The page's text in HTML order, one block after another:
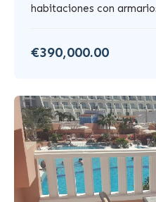
habitaciones con
€390,000.00